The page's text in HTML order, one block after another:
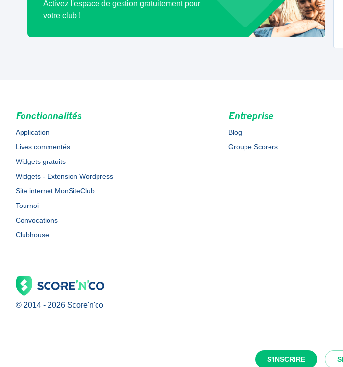
S'INSCRIRE
Activez l'espace de gestion gratuitement pour
votre club !
Fonctionnalités
Application
Lives commentés
Widgets gratuits
Widgets - Extension Wordpress
Site internet MonSiteClub
Tournoi
Convocations
Clubhouse
Entreprise
Blog
Groupe Scorers
© 2014 - 2026 Score'n'co